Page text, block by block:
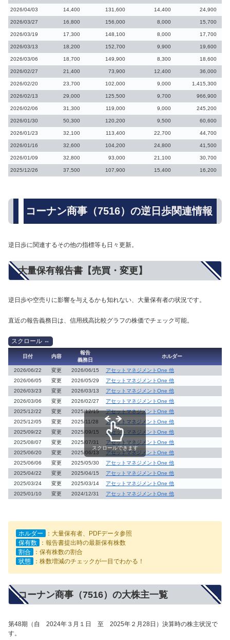
2026/04/03 14,400 131,600 14,400 24,900
2026/03/27 16,800 156,000 8,000 15,700
2026/03/19 17,300 148,100 8,000 17,700
2026/03/13 18,200 152,700 9,900 19,600
2026/03/06 18,700 149,900 8,300 18,600
2026/02/27 21,400 73,900 12,400 36,000
2026/02/20 23,700 102,000 9,000 1,415,300
2026/02/13 29,000 125,500 9,700 966,900
2026/02/06 31,300 119,000 9,000 245,200
2026/01/30 50,300 120,200 9,500 60,600
2026/01/23 32,100 113,400 22,700 44,700
2026/01/16 32,600 104,200 24,800 41,500
2026/01/09 32,800 93,000 21,100 30,700
2025/12/26 37,500 107,900 15,400 16,200
コーナン商事（7516）の逆日歩関連情報
逆日歩に関連するその他の指標等も日々更新。
大量保有報告書【売買・変更】
逆日歩や空売りに影響を与えるかも知れない、大量保有者の状況です。
直近の報告義務日は、信用残高比較グラフの株価でチェック可能。
日付 内容
報告
義務日
ホルダー
2026/06/22 変更 2026/06/15
アセットマネジメントOne 他
2026/06/05
変更 2026/05/29
アセットマネジメントOne 他
2026/03/23
変更 2026/03/13
アセットマネジメントOne 他
2026/03/06
変更 2026/02/27
アセットマネジメントOne 他
2025/12/22
変更 2025/12/15
アセットマネジメントOne 他
2025/12/05
変更 2025/11/28
アセットマネジメントOne 他
2025/09/22
変更 2025/09/15
アセットマネジメントOne 他
2025/08/07
変更 2025/07/31
アセットマネジメントOne 他
2025/06/20
変更 2025/06/13
アセットマネジメントOne 他
2025/06/06
変更 2025/05/30
アセットマネジメントOne 他
2025/04/22
変更 2025/04/15
アセットマネジメントOne 他
2025/03/24
変更 2025/03/14
アセットマネジメントOne 他
2025/01/10
変更 2024/12/31 アセットマネジメントOne 他
スクロールできます
ホルダー
：大量保有者、PDFデータ参照
保有数
：報告書提出時の最新保有株数
割合
：保有株数の割合
状態
：株数増減のチェックが一目でわかる！
コーナン商事（7516）の大株主一覧
第48期（自 2024年３月１日 至 2025年２月28日）決算時の株主状況で
す。